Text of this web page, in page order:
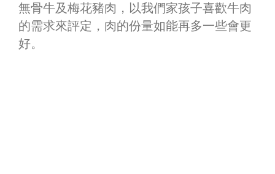
無骨牛及梅花豬肉，以我們家孩子喜歡牛肉
的需求來評定，肉的份量如能再多一些會更
好。